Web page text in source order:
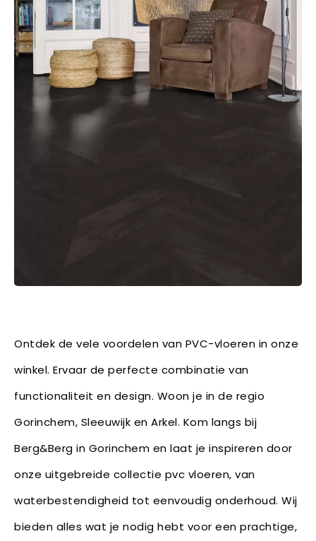
Ontdek de vele voordelen van PVC-vloeren in onze
winkel. Ervaar de perfecte combinatie van
functionaliteit en design. Woon je in de regio
Gorinchem, Sleeuwijk en Arkel. Kom langs bij
Berg&Berg in Gorinchem en laat je inspireren door
onze uitgebreide collectie pvc vloeren, van
waterbestendigheid tot eenvoudig onderhoud. Wij
bieden alles wat je nodig hebt voor een prachtige,